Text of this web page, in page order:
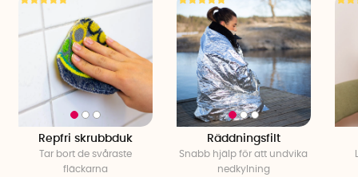
Repfri skrubbduk
Tar bort de svåraste
fläckarna
Räddningsfilt
Snabb hjälp för att undvika
nedkylning